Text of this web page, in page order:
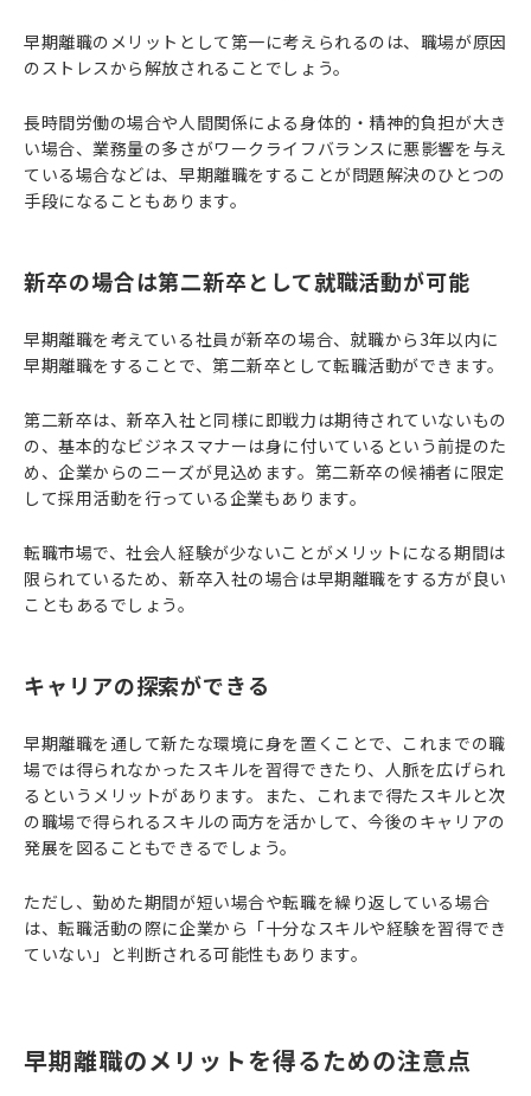
早期離職のメリットとして第一に考えられるのは、職場が原因
のストレスから解放されることでしょう。
長時間労働の場合や人間関係による身体的・精神的負担が大き
い場合、業務量の多さがワークライフバランスに悪影響を与え
ている場合などは、早期離職をすることが問題解決のひとつの
手段になることもあります。
新卒の場合は第二新卒として就職活動が可能
早期離職を考えている社員が新卒の場合、就職から3年以内に
早期離職をすることで、第二新卒として転職活動ができます。
第二新卒は、新卒入社と同様に即戦力は期待されていないもの
の、基本的なビジネスマナーは身に付いているという前提のた
め、企業からのニーズが見込めます。第二新卒の候補者に限定
して採用活動を行っている企業もあります。
転職市場で、社会人経験が少ないことがメリットになる期間は
限られているため、新卒入社の場合は早期離職をする方が良い
こともあるでしょう。
キャリアの探索ができる
早期離職を通して新たな環境に身を置くことで、これまでの職
場では得られなかったスキルを習得できたり、人脈を広げられ
るというメリットがあります。また、これまで得たスキルと次
の職場で得られるスキルの両方を活かして、今後のキャリアの
発展を図ることもできるでしょう。
ただし、勤めた期間が短い場合や転職を繰り返している場合
は、転職活動の際に企業から「十分なスキルや経験を習得でき
ていない」と判断される可能性もあります。
早期離職のメリットを得るための注意点